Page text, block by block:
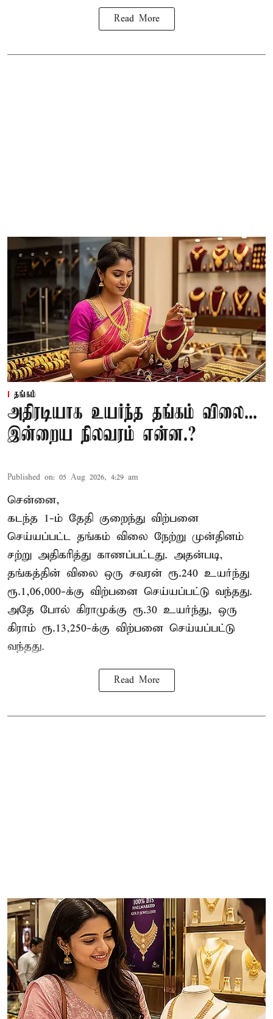
Read More
தங்கம்
அதிரடியாக உயர்ந்த தங்கம் விலை...
இன்றைய நிலவரம் என்ன.?
Published on: 05 Aug 2026, 4:29 am
சென்னை,
கடந்த 1-ம் தேதி குறைந்து விற்பனை
செய்யப்பட்ட தங்கம் விலை நேற்று முன்தினம்
சற்று அதிகரித்து காணப்பட்டது. அதன்படி,
தங்கத்தின் விலை ஒரு சவரன் ரூ.240 உயர்ந்து
ரூ.1,06,000-க்கு விற்பனை செய்யப்பட்டு வந்தது.
அதே போல் கிராமுக்கு ரூ.30 உயர்ந்து, ஒரு
கிராம் ரூ.13,250-க்கு விற்பனை செய்யப்பட்டு
வந்தது.
Read More